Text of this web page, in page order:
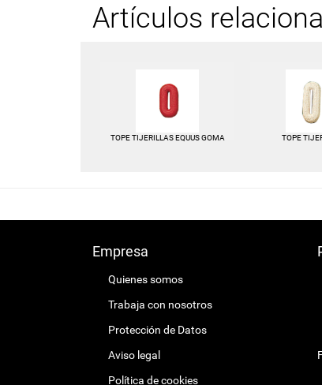
Artículos
TOPE TIJERILLAS EQUUS GOMA TOPE
Empresa
Quienes somos
Trabaja con nosotros
Protección de Datos
Aviso legal
Política de cookies